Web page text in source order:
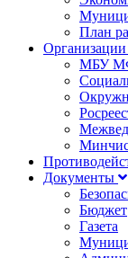
План
Организации
МБУ
Документы
Бюджет
Газета